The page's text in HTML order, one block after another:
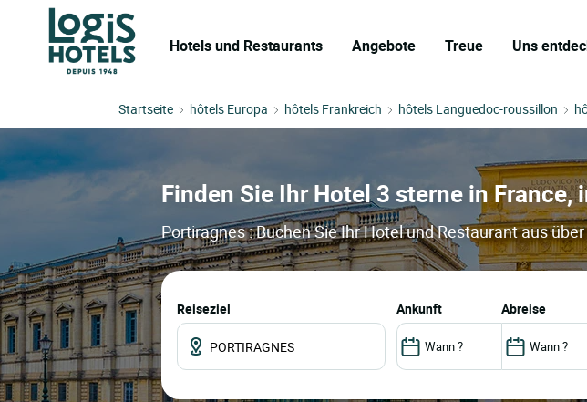
Hotels und Restaurants Angebote Treue Uns
Startseite hôtels Europa hôtels Frankreich hôtels Languedoc-roussillon
Finden Sie Ihr Hotel 3 sterne in
Portiragnes : Buchen Sie Ihr Hotel und Restaurant aus
Reiseziel ankunft abreise